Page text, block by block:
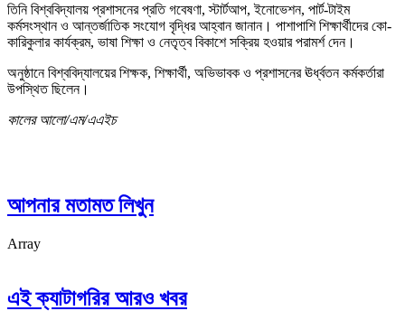
তিনি বিশ্ববিদ্যালয় প্রশাসনের প্রতি গবেষণা, স্টার্টআপ, ইনোভেশন, পার্ট-টাইম
কর্মসংস্থান ও আন্তর্জাতিক সংযোগ বৃদ্ধির আহ্বান জানান। পাশাপাশি শিক্ষার্থীদের কো-
কারিকুলার কার্যক্রম, ভাষা শিক্ষা ও নেতৃত্ব বিকাশে সক্রিয় হওয়ার পরামর্শ দেন।
অনুষ্ঠানে বিশ্ববিদ্যালয়ের শিক্ষক, শিক্ষার্থী, অভিভাবক ও প্রশাসনের ঊর্ধ্বতন কর্মকর্তারা
উপস্থিত ছিলেন।
কালের আলো/এম/এএইচ
আপনার মতামত লিখুন
Array
এই ক্যাটাগরির আরও খবর